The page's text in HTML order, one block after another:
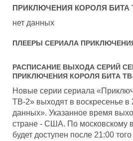
ПРИКЛЮЧЕНИЯ КОРОЛЯ БИТА
нет данных
ПЛЕЕРЫ СЕРИАЛА
РАСПИСАНИЕ ВЫХОДА СЕРИЙ
ПРИКЛЮЧЕНИЯ КОРОЛЯ БИТА
Новые серии сериала
ТВ-2» выходят в воскресенье в
данных». Указанное время
стране - США. По московскому
будет доступен после 21:00